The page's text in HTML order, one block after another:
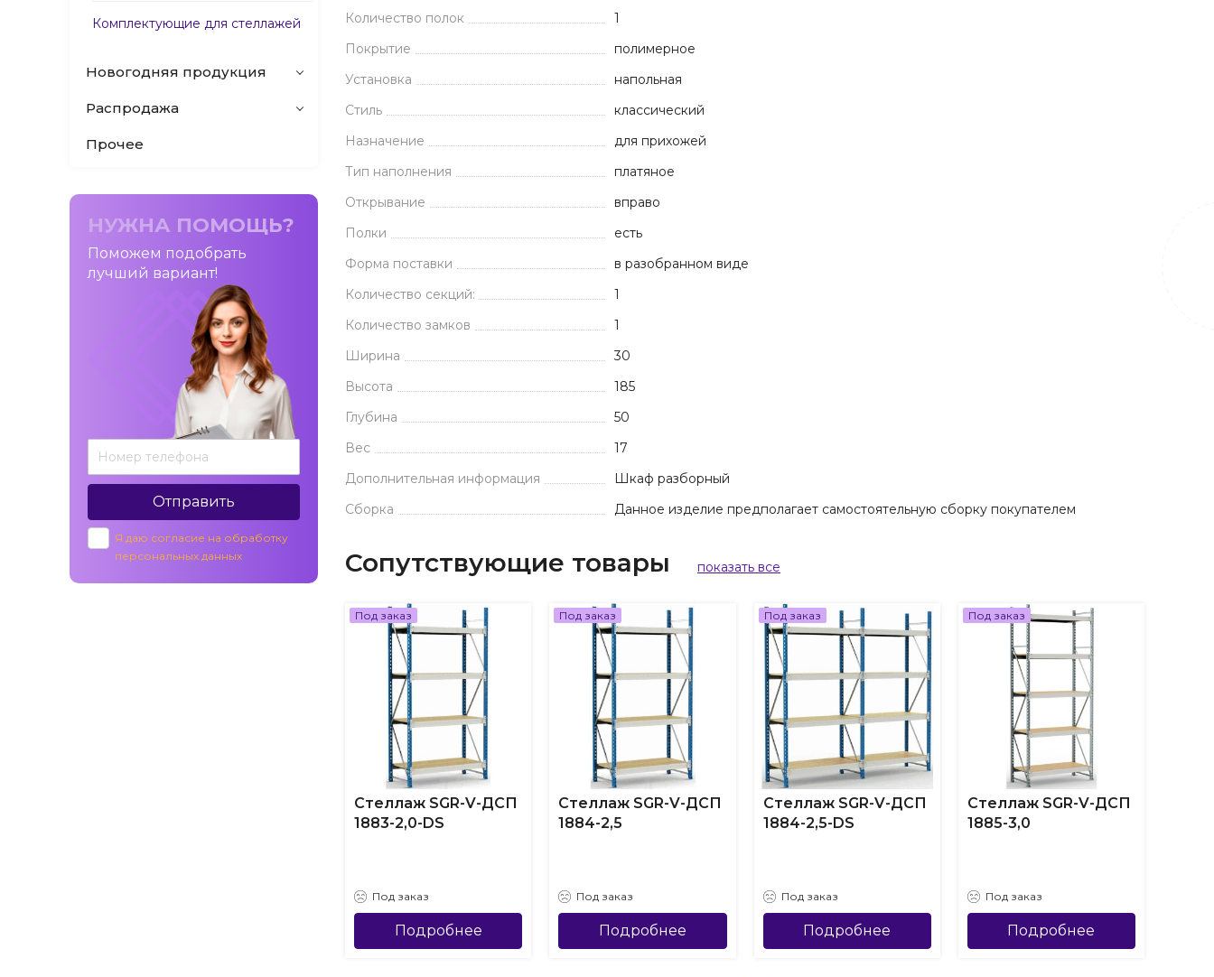
Комплектующие для стеллажей
Новогодняя продукция
Распродажа
Прочее
НУЖНА ПОМОЩЬ?
Поможем подобрать
лучший вариант!
Отправить
Я даю согласие на обработку
персональных данных
Количество полок
1
Покрытие
полимерное
Установка
напольная
Стиль
классический
Назначение
для прихожей
Тип наполнения
платяное
Открывание
вправо
Полки
есть
Форма поставки
в разобранном виде
Количество секций:
1
Количество замков
1
Ширина
30
Высота
185
Глубина
50
Вес
17
Дополнительная информация
Шкаф разборный
Сборка
Данное изделие предполагает самостоятельную сборку покупателем
Сопутствующие товары показать все
Под заказ
Стеллаж SGR-V-ДСП
1883-2,0-DS
Под заказ
Подробнее
Под заказ
Стеллаж SGR-V-ДСП
1884-2,5
Под заказ
Подробнее
Под заказ
Стеллаж SGR-V-ДСП
1884-2,5-DS
Под заказ
Подробнее
Под заказ
Стеллаж SGR-V-ДСП
1885-3,0
Под заказ
Подробнее